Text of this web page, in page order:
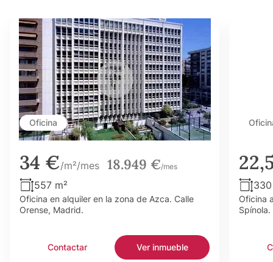
Oficina
34 €/m²/mes 18.949 €/mes
557 m²
Oficina en alquiler en la zona de Azca. Calle
Orense, Madrid.
Contactar Ver inmueble
Oficina
Spínola.